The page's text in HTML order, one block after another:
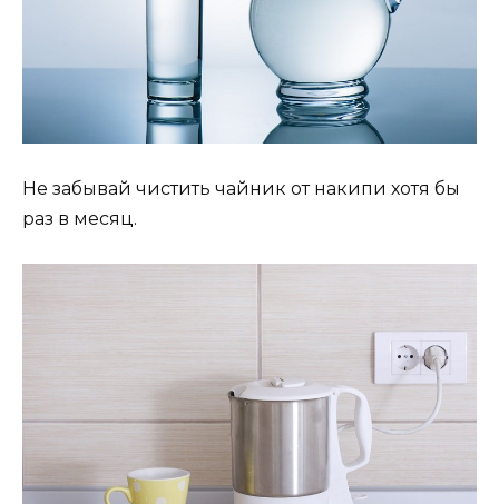
Не забывай чистить чайник от накипи хотя бы
раз в месяц.